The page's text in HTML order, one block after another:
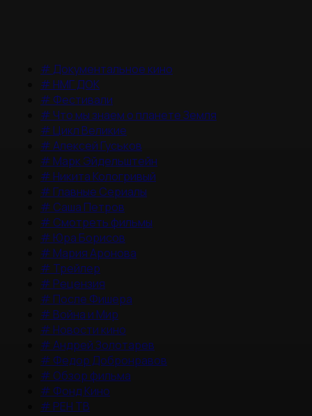
# Документальное кино
# НМГ ДОК
# Фестивали
# Что мы знаем о планете Земля
# Цикл Великие
#Алексей Гуськов
# Марк Эйдельштейн
# Никита Кологривый
# Главные Сериалы
# Саша Петров
# Смотреть фильмы
# Юра Борисов
# Мария Аронова
# Трейлер
# Рецензия
# После Фишера
# Война и Мир
# Новости кино
#Андрей Золотарев
# Федор Добронравов
# Обзор фильма
# Фонд Кино
# РЕН ТВ